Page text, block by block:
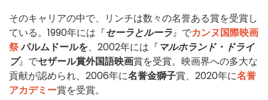
そのキャリアの中で、リンチは数々の名誉ある賞を受賞し
ている。1990年には『セーラとルーラ』でカンヌ国際映画
祭パルムドールを、2002年には『マルホランド・ドライ
ブ』でセザール賞外国語映画賞を受賞。映画界への多大な
貢献が認められ、2006年に名誉金獅子賞、2020年に名誉
アカデミー賞を受賞。